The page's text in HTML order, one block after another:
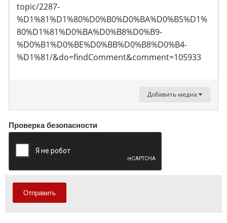
topic/2287-
%D1%81%D1%80%D0%B0%D0%BA%D0%B5%D1%
80%D1%81%D0%BA%D0%B8%D0%B9-
%D0%B1%D0%BE%D0%BB%D0%B8%D0%B4-
%D1%81/&do=findComment&comment=105933
Добавить медиа
Проверка безопасности
Отправить